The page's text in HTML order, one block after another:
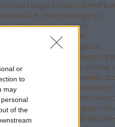
or
to
may
of the
bulgur bundás csikemell
bundázott csirke mell burgonya
burgonyagombóc
burgonyakerités
burgonyapogácsa
B vitaminban
bors
cézár saláta cheddar
paprika
cirkemell
cseresznye
süti
csirkecomb
csirkeleves másképp
csirkemellfilé csirkemell filé